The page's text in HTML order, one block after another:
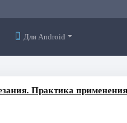
Для Android
Практика